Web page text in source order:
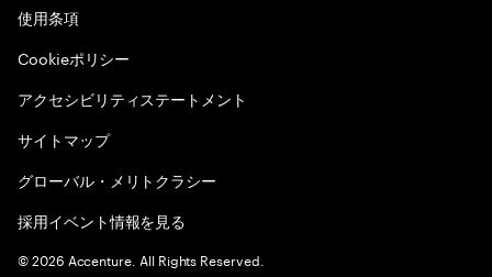
使用条項
Cookieポリシー
アクセシビリティステートメント
サイトマップ
グローバル・メリトクラシー
採用イベント情報を見る
©2026 Accenture. All Rights Reserved.